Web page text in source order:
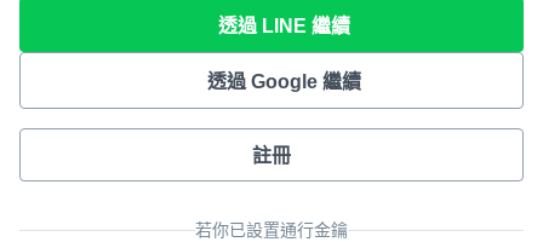
透過 LINE 繼續
透過 Google 繼續
註冊
若你已設置通行金鑰